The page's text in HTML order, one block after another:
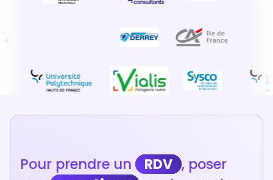
Pour prendre un RDV , poser